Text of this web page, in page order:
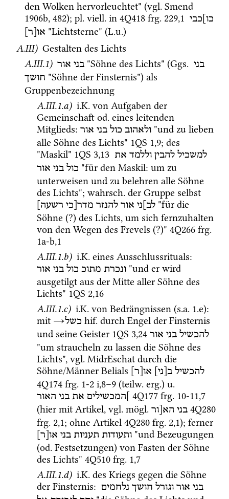
den Wolken hervorleuchtet" (vgl. Smend
1906b, 482); pl. viell. in 4Q418 frg. 229,1 כו]כבי
או[ר] "Lichtsterne" (L.u.)
A.III) Gestalten des Lichts
A.III.1) בני אור "Söhne des Lichts" (Ggs.
חושך "Söhne der Finsternis") als
Gruppenbezeichnung
A.III.1.a) i.K. von Aufgaben der
Gemeinschaft od. eines leitenden
Mitglieds: ולאהוב כול בני אור
"und zu lieben
alle Söhne des Lichts" 1QS 1,9; des
"Maskil" 1QS 3,13 למשכיל להבין וללמד את
כול בני אור
"für den Maskil: um zu
unterweisen und zu belehren alle Söhne
des Lichts"; wahrsch.
לב]ני אור להנזר מדר[כי רשעה]
"für die
Söhne (?) des Lichts, um sich fernzuhalten
von den Wegen des Frevels (?)" 4Q266 frg.
1a-b,1
A.III.1.b) i.K. eines Ausschlussrituals
ונכרת מתוכ כול בני אור
"und er wird
ausgetilgt aus der Mitte aller Söhne des
Lichts" 1QS 2,16
A.III.1.c) i.K. von Bedrängnissen (s.a. 1.e):
mit →כשל hif. durch Engel der Finsternis
und seine Geister 1QS 3,24 להכשיל בני אור
"um straucheln zu lassen die Söhne des
Lichts", vgl. MidrEschat durch die
Söhne/Männer Belials
להכשיל ב[ני] או[ר]
4Q174 frg. 1-2 i,8–9 (teilw. erg.) u.
]המכשילים את בני האור 4Q177 frg. 10-11,7
(hier mit Artikel, vgl. mögl. בני הא[ור
4Q280
frg. 2,1; ohne Artikel 4Q280 frg. 2,1
ותעודות תעניות בני או[ר]
"und Bezeugungen
(od. Festsetzungen) von Fasten der Söhne
des Lichts" 4Q510 frg. 1,7
A.III.1.d) i.K. des Kriegs gegen die Söhne
der Finsternis: בני אור וגורל חושך נלחמים